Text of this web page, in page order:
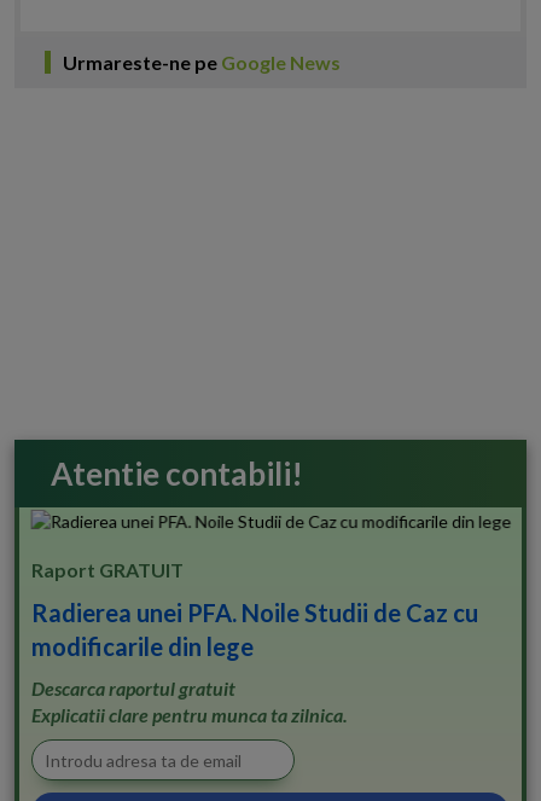
Urmareste-ne pe Google News
Atentie contabili!
Raport GRATUIT
Radierea unei PFA. Noile Studii de Caz cu
modificarile din lege
Descarca raportul gratuit
Explicatii clare pentru munca ta zilnica.